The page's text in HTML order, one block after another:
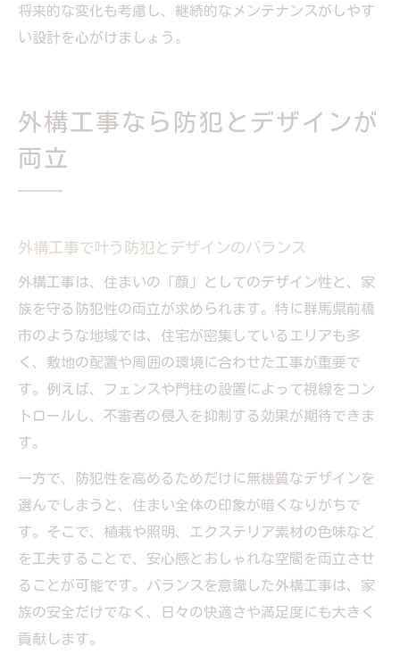
将来的な変化も考慮し、継続的なメンテナンスがしやす
い設計を心がけましょう。
外構工事なら防犯とデザインが
両立
外構工事で叶う防犯とデザインのバランス
外構工事は、住まいの「顔」としてのデザイン性と、家
族を守る防犯性の両立が求められます。特に群馬県前橋
市のような地域では、住宅が密集しているエリアも多
く、敷地の配置や周囲の環境に合わせた工事が重要で
す。例えば、フェンスや門柱の設置によって視線をコン
トロールし、不審者の侵入を抑制する効果が期待できま
す。
一方で、防犯性を高めるためだけに無機質なデザインを
選んでしまうと、住まい全体の印象が暗くなりがちで
す。そこで、植栽や照明、エクステリア素材の色味など
を工夫することで、安心感とおしゃれな空間を両立させ
ることが可能です。バランスを意識した外構工事は、家
族の安全だけでなく、日々の快適さや満足度にも大きく
貢献します。